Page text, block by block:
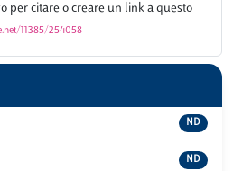
per citare o creare un link a questo
11385/254058
ND
ND